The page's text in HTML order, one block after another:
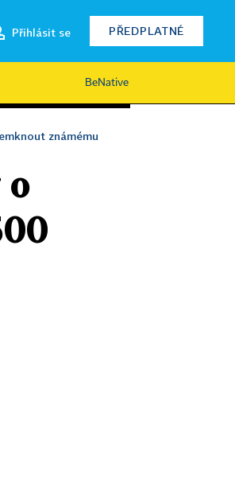
Přihlásit se PŘEDPLATNÉ
BeNative
známému
o